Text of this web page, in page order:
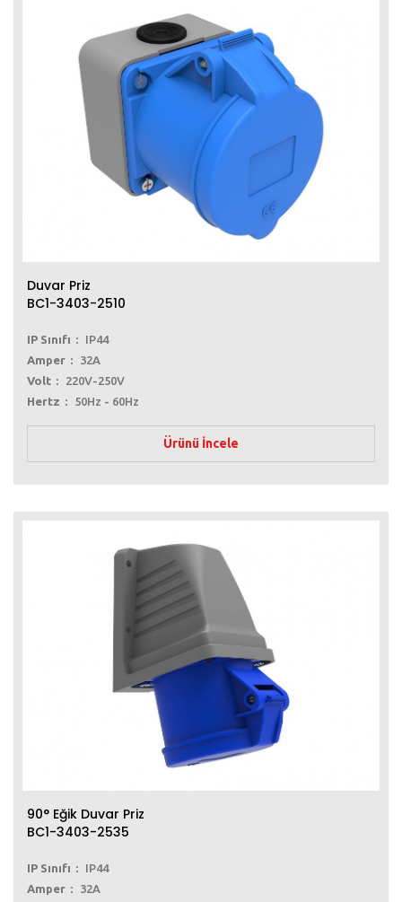
Duvar Priz
BC1-3403-2510
IP Sınıfı
IP44
Amper
32A
Volt
220V-250V
Hertz
50Hz - 60Hz
Ürünü İncele
90° Eğik Duvar Priz
BC1-3403-2535
IP Sınıfı
IP44
Amper
32A